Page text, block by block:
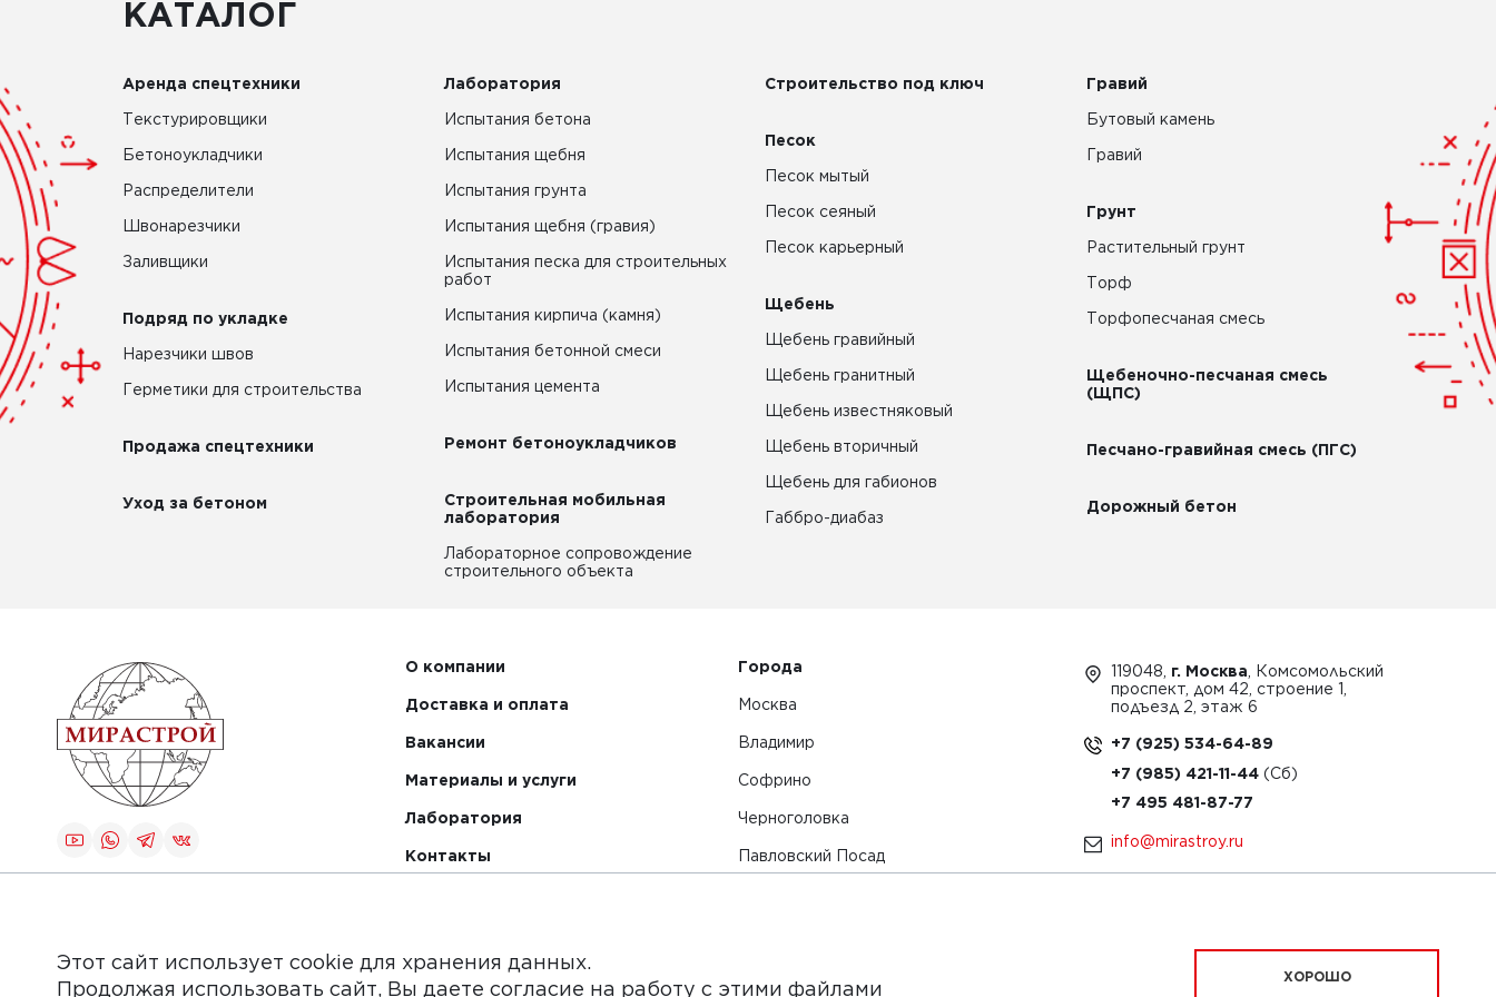
КАТАЛОГ
Аренда спецтехники
Текстурировщики
Бетоноукладчики
Распределители
Швонарезчики
Заливщики
Подряд по укладке
Нарезчики швов
Герметики для строительства
Продажа спецтехники
Уход за бетоном
Лаборатория
Испытания бетона
Испытания щебня
Испытания грунта
Испытания щебня (гравия)
Испытания песка для строительных
работ
Испытания кирпича (камня)
Испытания бетонной смеси
Испытания цемента
Ремонт бетоноукладчиков
Строительная мобильная
лаборатория
Лабораторное сопровождение
строительного объекта
Строительство под ключ
Песок
Песок мытый
Песок сеяный
Песок карьерный
Щебень
Щебень гравийный
Щебень гранитный
Щебень известняковый
Щебень вторичный
Щебень для габионов
Габбро-диабаз
Гравий
Бутовый камень
Гравий
Грунт
Растительный грунт
Торф
Торфопесчаная смесь
Щебеночно-песчаная смесь
(ЩПС)
Песчано-гравийная смесь (ПГС)
Дорожный бетон
О компании
Доставка и оплата
Вакансии
Материалы и услуги
Лаборатория
Контакты
Города
Москва
Владимир
Софрино
Черноголовка
Павловский Посад
119048, г. Москва , Комсомольский
проспект, дом 42, строение 1,
подъезд 2, этаж 6
+7 (925) 534-64-89
+7 (985) 421-11-44
+7 495 481-87-77
info@mirastroy.ru
Этот сайт использует cookie для хранения данных.
Продолжая использовать сайт, Вы даете согласие на работу с этими файлами
ХОРОШО